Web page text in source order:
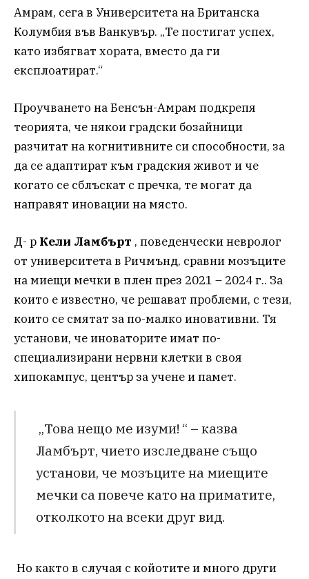
Амрам, сега в Университета на Британска
Колумбия във Ванкувър. „Те постигат успех,
като избягват хората, вместо да ги
експлоатират.“
Проучването на Бенсън-Амрам подкрепя
теорията, че някои градски бозайници
разчитат на когнитивните си способности, за
да се адаптират към градския живот и че
когато се сблъскат с пречка, те могат да
направят иновации на място.
Д- р Кели Ламбърт , поведенчески невролог
от университета в Ричмънд, сравни мозъците
на миещи мечки в плен през 2021 – 2024 г.. За
които е известно, че решават проблеми, с тези,
които се смятат за по-малко иновативни. Тя
установи, че иноваторите имат по-
специализирани нервни клетки в своя
хипокампус, център за учене и памет.
„Това нещо ме изуми! “ – казва
Ламбърт, чието изследване също
установи, че мозъците на миещите
мечки са повече като на приматите,
отколкото на всеки друг вид.
Но както в случая с койотите и много други